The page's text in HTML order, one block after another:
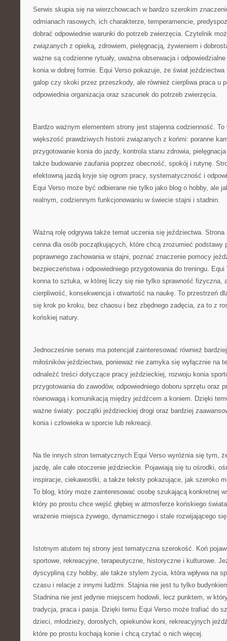
Serwis skupia się na wierzchowcach w bardzo szerokim
odmianach rasowych, ich charakterze, temperamencie,
dobrać odpowiednie warunki do potrzeb zwierzęcia. Czytelnik
związanych z opieką, zdrowiem, pielęgnacją, żywieniem i
ważne są codzienne rytuały, uważna obserwacja i
konia w dobrej formie. Equi Verso pokazuje, że świat
galop czy skoki przez przeszkody, ale również cierpliwa praca u
odpowiednia organizacja oraz szacunek do potrzeb zwierzęcia.
Bardzo ważnym elementem strony jest stajenna codzienność. To
większość prawdziwych historii związanych z końmi: poranne
przygotowanie konia do jazdy, kontrola stanu zdrowia,
także budowanie zaufania poprzez obecność, spokój i rutynę.
efektowną jazdą kryje się ogrom pracy, systematyczność i
Equi Verso może być odbierane nie tylko jako blog o hobby, ale
realnym, codziennym funkcjonowaniu w świecie stajni i stadnin.
Ważną rolę odgrywa także temat uczenia się jeździectwa.
cenna dla osób początkujących, które chcą zrozumieć podstawy
poprawnego zachowania w stajni, poznać znaczenie pomocy
bezpieczeństwa i odpowiedniego przygotowania do treningu. Equi
konna to sztuka, w której liczy się nie tylko sprawność fizyczna,
cierpliwość, konsekwencja i otwartość na naukę. To przestrzeń
się krok po kroku, bez chaosu i bez zbędnego zadęcia, za to z
końskiej natury.
Jednocześnie serwis ma potencjał zainteresować również
miłośników jeździectwa, ponieważ nie zamyka się wyłącznie na
odnaleźć treści dotyczące pracy jeździeckiej, rozwoju konia
przygotowania do zawodów, odpowiedniego doboru sprzętu oraz
równowagą i komunikacją między jeźdźcem a koniem. Dzięki
ważne światy: początki jeździeckiej drogi oraz bardziej
konia i człowieka w sporcie lub rekreacji.
Na tle innych stron tematycznych Equi Verso wyróżnia się tym,
jazdę, ale całe otoczenie jeździeckie. Pojawiają się tu ośrodki,
inspiracje, ciekawostki, a także teksty pokazujące, jak szeroko
To blog, który może zainteresować osobę szukającą konkretnej
który po prostu chce wejść głębiej w atmosferze końskiego
wrażenie miejsca żywego, dynamicznego i stale rozwijającego
Istotnym atutem tej strony jest tematyczna szerokość. Koń
sportowe, rekreacyjne, terapeutyczne, historyczne i kulturowe.
dyscypliną czy hobby, ale także stylem życia, która wpływa na
czasu i relacje z innymi ludźmi. Stajnia nie jest tu tylko
Stadnina nie jest jedynie miejscem hodowli, lecz punktem, w
tradycja, praca i pasja. Dzięki temu Equi Verso może trafiać do
dzieci, młodzieży, dorosłych, opiekunów koni, rekreacyjnych
które po prostu kochają konie i chcą czytać o nich więcej.